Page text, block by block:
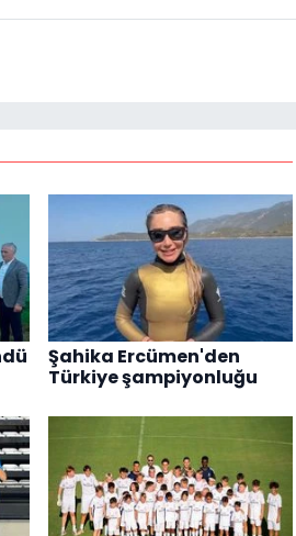
Şahika Ercümen'den
Türkiye şampiyonluğu